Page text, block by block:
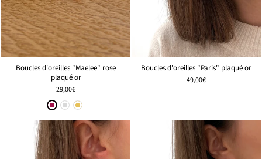
Boucles d'oreilles "Maelee" rose
plaqué or
29,00€
Boucles d'oreilles "Paris" plaqué or
49,00€